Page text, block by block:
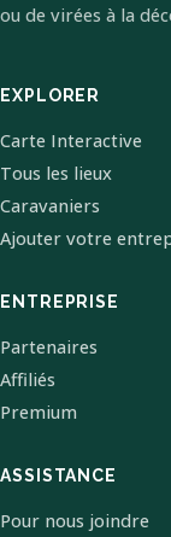
ou de virées à la
EXPLORER
Carte Interactive
Tous les lieux
Caravaniers
Ajouter votre
ENTREPRISE
Partenaires
Affiliés
Premium
ASSISTANCE
Pour nous joindre